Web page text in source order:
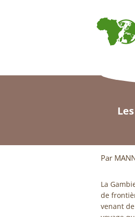
Par
La
de
venant